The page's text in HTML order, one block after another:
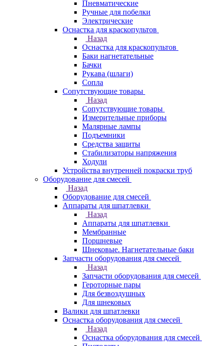
Пневматические
Ручные для побелки
Электрические
Оснастка для краскопультов
Назад
Оснастка для краскопультов
Баки нагнетательные
Бачки
Рукава (шлаги)
Сопла
Сопутствующие товары
Назад
Сопутствующие товары
Измерительные приборы
Малярные лампы
Подъемники
Средства защиты
Стабилизаторы напряжения
Ходули
Устройства внутренней покраски труб
Оборудование для смесей
Назад
Оборудование для смесей
Аппараты для шпатлевки
Назад
Аппараты для шпатлевки
Мембранные
Поршневые
Шнековые. Нагнетательные баки
Запчасти оборудования для смесей
Назад
Запчасти оборудования для смесей
Героторные пары
Для безвоздушных
Для шнековых
Валики для шпатлевки
Оснастка оборудования для смесей
Назад
Оснастка оборудования для смесей